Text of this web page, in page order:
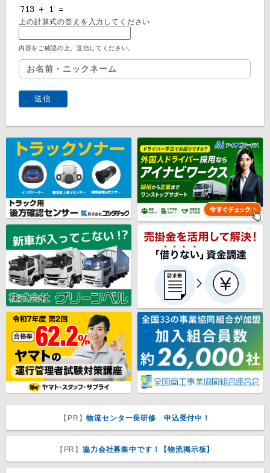
上の計算式の答えを入力してください
内容をご確認の上、送信してください。
【PR】物流センター長研修 申込受付中！
【PR】協力会社募集中です！【物流掲示板】